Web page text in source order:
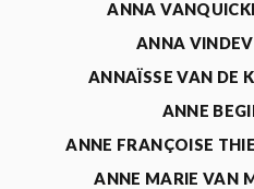
ANNA
ANNA
ANNAÏSSE VAN DE
ANNE
ANNE FRANÇOISE
ANNE MARIE VAN